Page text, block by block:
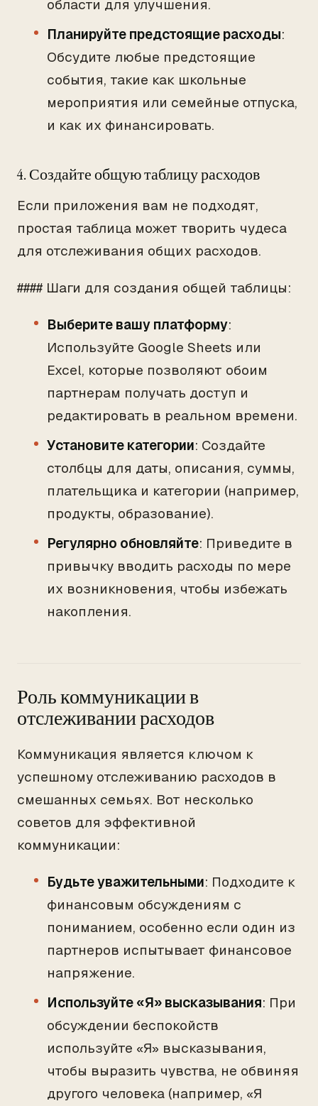
области для улучшения.
Планируйте предстоящие расходы:
Обсудите любые предстоящие
события, такие как школьные
мероприятия или семейные отпуска,
и как их финансировать.
4. Создайте общую таблицу расходов
Если приложения вам не подходят,
простая таблица может творить чудеса
для отслеживания общих расходов.
#### Шаги для создания общей таблицы:
Выберите вашу платформу:
Используйте Google Sheets или
Excel, которые позволяют обоим
партнерам получать доступ и
редактировать в реальном времени.
Установите категории: Создайте
столбцы для даты, описания, суммы,
плательщика и категории (например,
продукты, образование).
Регулярно обновляйте: Приведите в
привычку вводить расходы по мере
их возникновения, чтобы избежать
накопления.
Роль коммуникации в
отслеживании расходов
Коммуникация является ключом к
успешному отслеживанию расходов в
смешанных семьях. Вот несколько
советов для эффективной
коммуникации:
Будьте уважительными: Подходите к
финансовым обсуждениям с
пониманием, особенно если один из
партнеров испытывает финансовое
напряжение.
Используйте «Я» высказывания: При
обсуждении беспокойств
используйте «Я» высказывания,
чтобы выразить чувства, не обвиняя
другого человека (например, «Я